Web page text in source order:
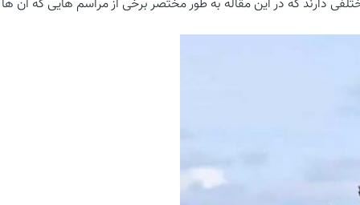
دارند که در این مقاله به طور مختصر برخی از مراسم هایی که آن ها